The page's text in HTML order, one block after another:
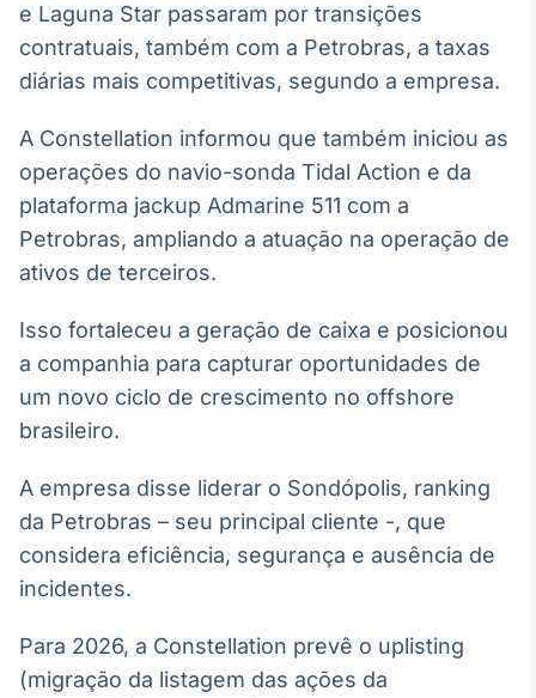
dados para
displays e telas
Curadoria
Curadoria de
noticiosos
Soluções de
Tecnologia
Radar
Monitoramento
inteligente de
notícias e
Broadcast
plataforma para
IA
Em breve
e Laguna Star passaram por transições
contratuais, também com a Petrobras, a taxas
diárias mais competitivas, segundo a empresa.
A Constellation informou que também iniciou as
operações do navio-sonda Tidal Action e da
plataforma jackup Admarine 511 com a
Petrobras, ampliando a atuação na operação de
ativos de terceiros.
Isso fortaleceu a geração de caixa e posicionou
a companhia para capturar oportunidades de
um novo ciclo de crescimento no offshore
brasileiro.
A empresa disse liderar o Sondópolis, ranking
da Petrobras – seu principal cliente -, que
considera eficiência, segurança e ausência de
incidentes.
Para 2026, a Constellation prevê o uplisting
(migração da listagem das ações da